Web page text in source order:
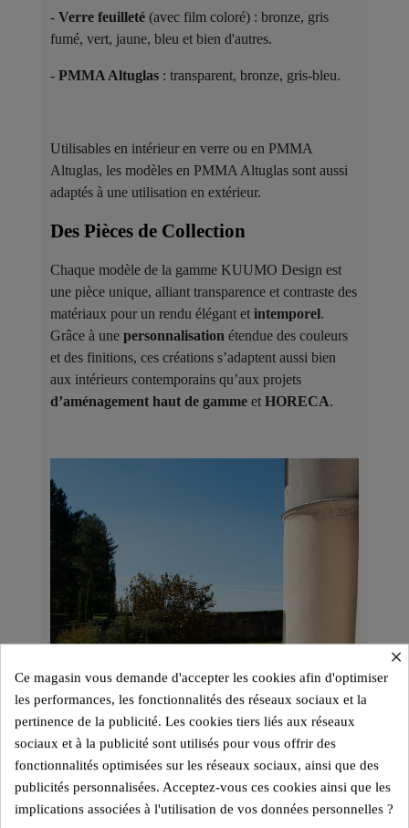
- Verre feuilleté (avec film coloré) : bronze, gris
fumé, vert, jaune, bleu et bien d'autres.
- PMMA Altuglas : transparent, bronze, gris-bleu.
Utilisables en intérieur en verre ou en PMMA
Altuglas, les modèles en PMMA Altuglas sont aussi
adaptés à une utilisation en extérieur.
Des Pièces de Collection ​
Chaque modèle de la gamme KUUMO Design est
une pièce unique, alliant transparence et contraste des
matériaux pour un rendu élégant et intemporel.
Grâce à une personnalisation étendue des couleurs
et des finitions, ces créations s’adaptent aussi bien
aux intérieurs contemporains qu’aux projets
d’aménagement haut de gamme et HORECA.
×
Ce magasin vous demande d'accepter les cookies afin d'optimiser
les performances, les fonctionnalités des réseaux sociaux et la
pertinence de la publicité. Les cookies tiers liés aux réseaux
sociaux et à la publicité sont utilisés pour vous offrir des
fonctionnalités optimisées sur les réseaux sociaux, ainsi que des
publicités personnalisées. Acceptez-vous ces cookies ainsi que les
implications associées à l'utilisation de vos données personnelles ?